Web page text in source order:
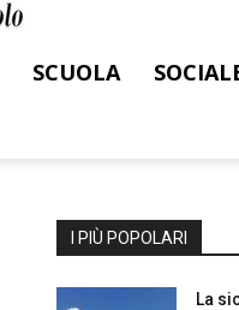
SCUOLA
I PIÙ POPOLARI
La